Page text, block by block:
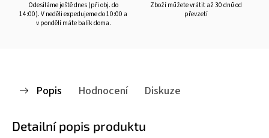
Odesíláme ještě dnes (při obj. do
14:00). V neděli expedujeme do 10:00 a
v pondělí máte balík doma.
Zboží můžete vrátit až 30 dnů od
převzetí
Popis Hodnocení Diskuze
Detailní popis produktu